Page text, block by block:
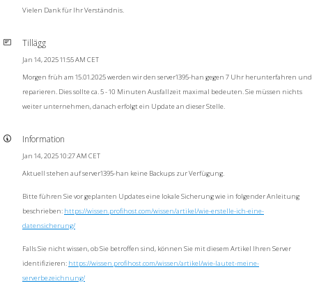
Vielen Dank für Ihr Verständnis.
Tillägg
Jan 14, 2025 11:55 AM CET
Morgen früh am 15.01.2025 werden wir den server1395-han gegen 7 Uhr herunterfahren und
reparieren. Dies sollte ca. 5 - 10 Minuten Ausfallzeit maximal bedeuten. Sie müssen nichts
weiter unternehmen, danach erfolgt ein Update an dieser Stelle.
Information
Jan 14, 2025 10:27 AM CET
Aktuell stehen auf server1395-han keine Backups zur Verfügung.
Bitte führen Sie vor geplanten Updates eine lokale Sicherung wie in folgender Anleitung
beschrieben: https://wissen.profihost.com/wissen/artikel/wie-erstelle-ich-eine-
datensicherung/
Falls Sie nicht wissen, ob Sie betroffen sind, können Sie mit diesem Artikel Ihren Server
identifizieren: https://wissen.profihost.com/wissen/artikel/wie-lautet-meine-
serverbezeichnung/